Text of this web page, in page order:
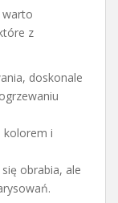
warto
z
doskonale
kolorem i
obrabia, ale